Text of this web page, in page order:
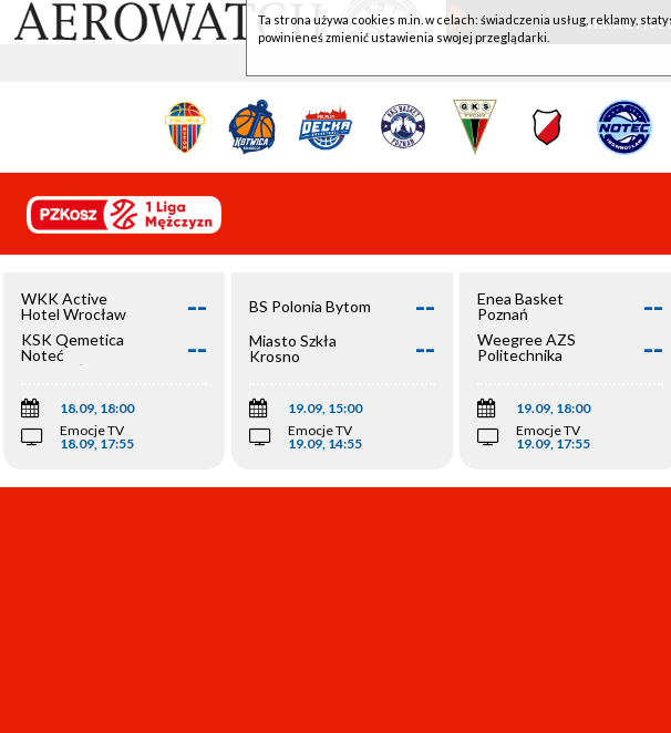
WKK ACTIVE
WKK Active
Hotel Wrocław
--
KSK Qemetica
Noteć
Inowrocław
--
18.09, 18:00
Emocje TV
18.09, 17:55
BS Polonia Bytom --
Miasto Szkła
Krosno
--
19.09, 15:00
Emocje TV
19.09, 14:55
Enea Basket
Poznań
--
Weegree AZS
Politechnika
--
19.09, 18:00
Emocje TV
19.09, 17:55
Ta strona używa cookies m.in. w celach: świadczenia usług, reklamy,
powinieneś zmienić ustawienia swojej przeglądarki.